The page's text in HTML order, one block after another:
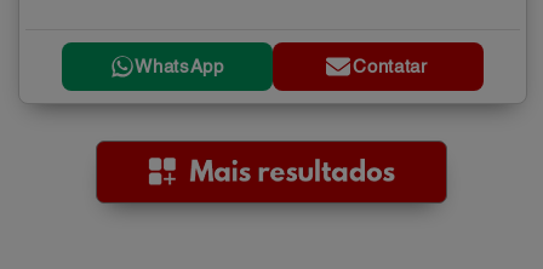
WhatsApp Contatar